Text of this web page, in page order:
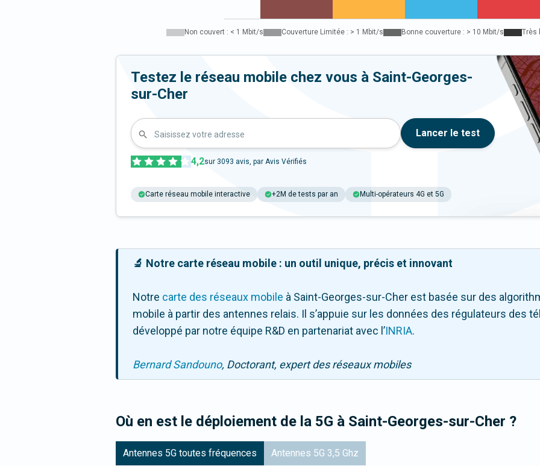
Non couvert : < 1 Mbit/s Couverture Limitée : > 1 Mbit/s Bonne couverture : > 10 Mbit/s Très
Testez le réseau mobile chez vous à Saint-Georges-
sur-Cher
Saisissez votre adresse Lancer le test
4,2sur 3093 avis, par Avis Vérifiés
Carte réseau mobile interactive +2M de tests par an Multi-opérateurs 4G et 5G
🔬 Notre carte réseau mobile : un outil unique, précis et innovant
Notre carte des réseaux mobile à Saint-Georges-sur-Cher est basée sur des
mobile à partir des antennes relais. Il s’appuie sur les données des régulateurs des
développé par notre équipe R&D en partenariat avec l ’INRIA.
Bernard Sandouno, Doctorant, expert des réseaux mobiles
Où en est le déploiement de la 5G à Saint-Georges-sur-Cher ?
Antennes 5G toutes fréquences Antennes 5G 3,5 Ghz